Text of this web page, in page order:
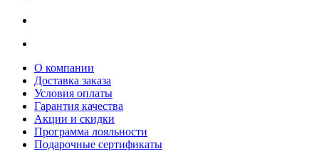
О компании
Доставка заказа
Условия оплаты
Гарантия качества
Акции и скидки
Программа лояльности
Подарочные сертификаты